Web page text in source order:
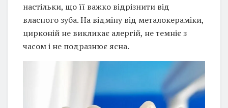
настільки, що її важко відрізнити від
власного зуба. На відміну від металокераміки,
цирконій не викликає алергій, не темніє з
часом і не подразнює ясна.